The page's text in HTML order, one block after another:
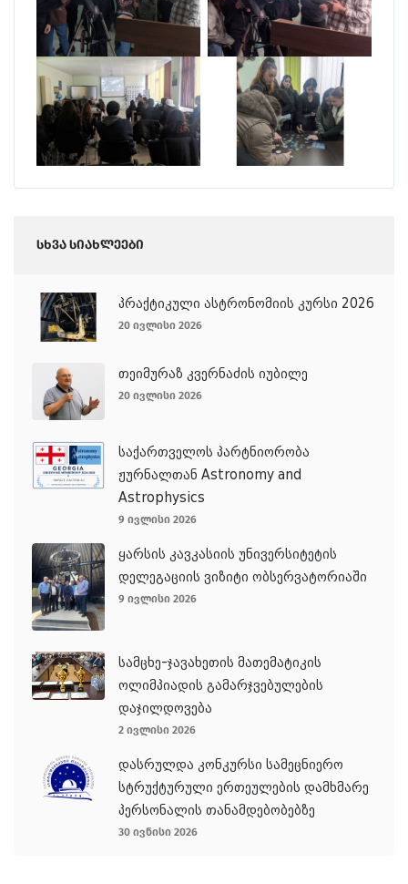
სხვა სიახლეები
პრაქტიკული ასტრონომიის კურსი 2026
20 ივლისი 2026
თეიმურაზ კვერნაძის იუბილე
20 ივლისი 2026
საქართველოს პარტნიორობა
ჟურნალთან Astronomy and
Astrophysics
9 ივლისი 2026
ყარსის კავკასიის უნივერსიტეტის
დელეგაციის ვიზიტი ობსერვატორიაში
9 ივლისი 2026
სამცხე-ჯავახეთის მათემატიკის
ოლიმპიადის გამარჯვებულების
დაჯილდოვება
2 ივლისი 2026
დასრულდა კონკურსი სამეცნიერო
სტრუქტურული ერთეულების დამხმარე
პერსონალის თანამდებობებზე
30 ივნისი 2026